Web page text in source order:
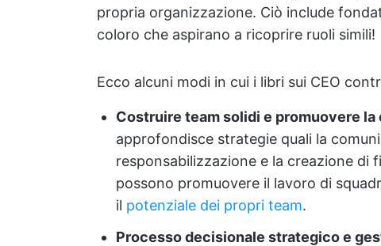
propria organizzazione. Ciò include
coloro che aspirano a ricoprire ruoli simili!
Ecco alcuni modi in cui i libri sui CEO
Costruire team solidi e promuovere la
approfondisce strategie quali la
responsabilizzazione e la creazione di
possono promuovere il lavoro di
il potenziale dei propri team.
Processo decisionale strategico e